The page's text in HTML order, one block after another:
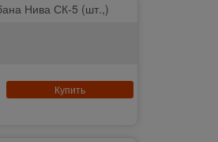
Нива СК-5 (шт.,)
Купить